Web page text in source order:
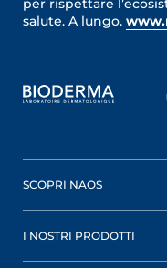
per rispettare
salute. A lungo.
SCOPRI NAOS
I NOSTRI PRODOTTI